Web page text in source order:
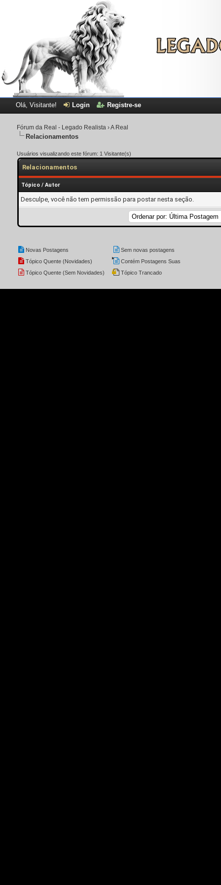
Olá, Visitante! Login Registre-se
Fórum da Real - Legado Realista ›A Real
Relacionamentos
Usuários visualizando este fórum: 1 Visitante(s)
Relacionamentos
Tópico /Autor
Desculpe, você não tem permissão para postar nesta seção.
Novas Postagens
Tópico Quente (Novidades)
Tópico Quente (Sem Novidades)
Sem novas postagens
Contém Postagens Suas
Tópico Trancado